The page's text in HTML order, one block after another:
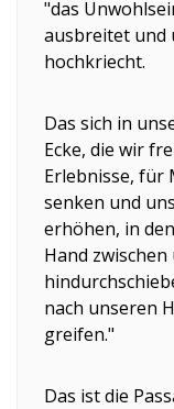
"das
ausbreitet und
hochkriecht.
Das sich in
Ecke, die wir
Erlebnisse, für
senken und
erhöhen, in
Hand
nach unseren
greifen."
Das ist die